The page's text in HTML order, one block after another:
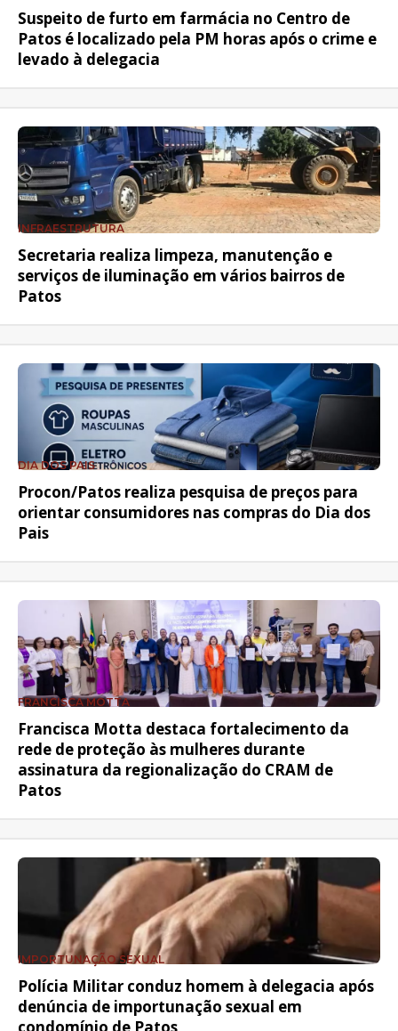
Suspeito de furto em farmácia no Centro de
Patos é localizado pela PM horas após o crime e
levado à delegacia
INFRAESTRUTURA
Secretaria realiza limpeza, manutenção e
serviços de iluminação em vários bairros de
Patos
DIA DOS PAIS
Procon/Patos realiza pesquisa de preços para
orientar consumidores nas compras do Dia dos
Pais
FRANCISCA MOTTA
Francisca Motta destaca fortalecimento da
rede de proteção às mulheres durante
assinatura da regionalização do CRAM de
Patos
IMPORTUNAÇÃO SEXUAL
Polícia Militar conduz homem à delegacia após
denúncia de importunação sexual em